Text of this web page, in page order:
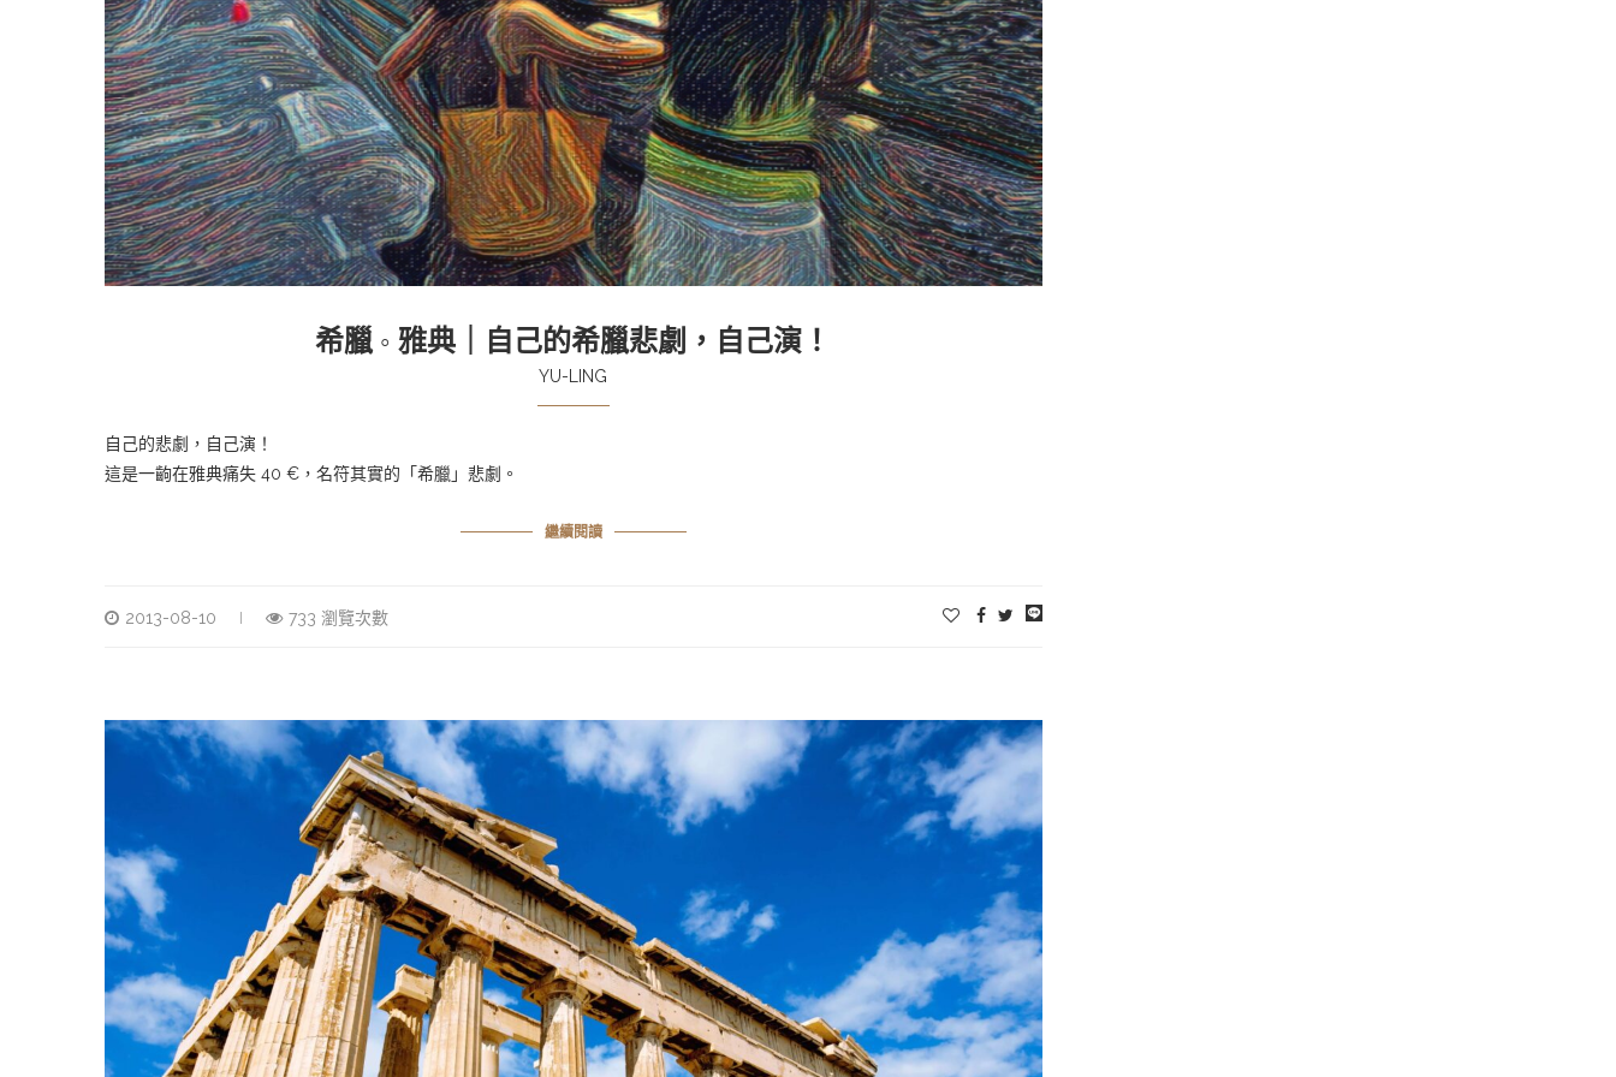
希臘 ◦ 雅典｜自己的希臘悲劇，自己演！
YU-LING
自己的悲劇，自己演！
這是一齣在雅典痛失 40 €，名符其實的「希臘」悲劇。
繼續閱讀
2013-08-10 733 瀏覽次數